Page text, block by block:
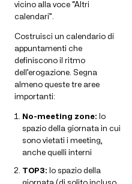
vicino alla voce “Altri
calendari”.
Costruisci un calendario di
appuntamenti che
definiscono il ritmo
dell’erogazione. Segna
almeno queste tre aree
importanti:
No-meeting zone: lo
spazio della giornata in cui
sono vietati i meeting,
anche quelli interni
TOP3: lo spazio della